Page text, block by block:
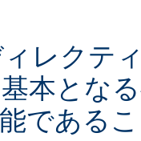
レクテ
本とな
である